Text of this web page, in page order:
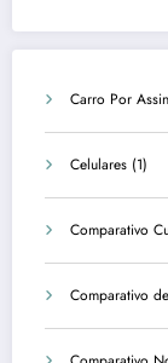
Carro Por
Celulares (1)
Comparativo
Comparativo